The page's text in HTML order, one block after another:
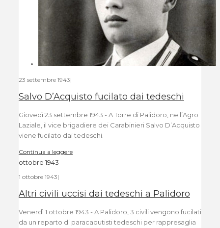
23 settembre 1943|
Salvo D’Acquisto fucilato dai tedeschi
Giovedì 23 settembre 1943 - A Torre di Palidoro, nell’Agro
Laziale, il vice brigadiere dei Carabinieri Salvo D’Acquisto
viene fucilato dai tedeschi.
Continua a leggere
ottobre 1943
1 ottobre 1943|
Altri civili uccisi dai tedeschi a Palidoro
Venerdì 1 ottobre 1943 - A Palidoro, 3 civili vengono fucilati
da un reparto di paracadutisti tedeschi per rappresaglia